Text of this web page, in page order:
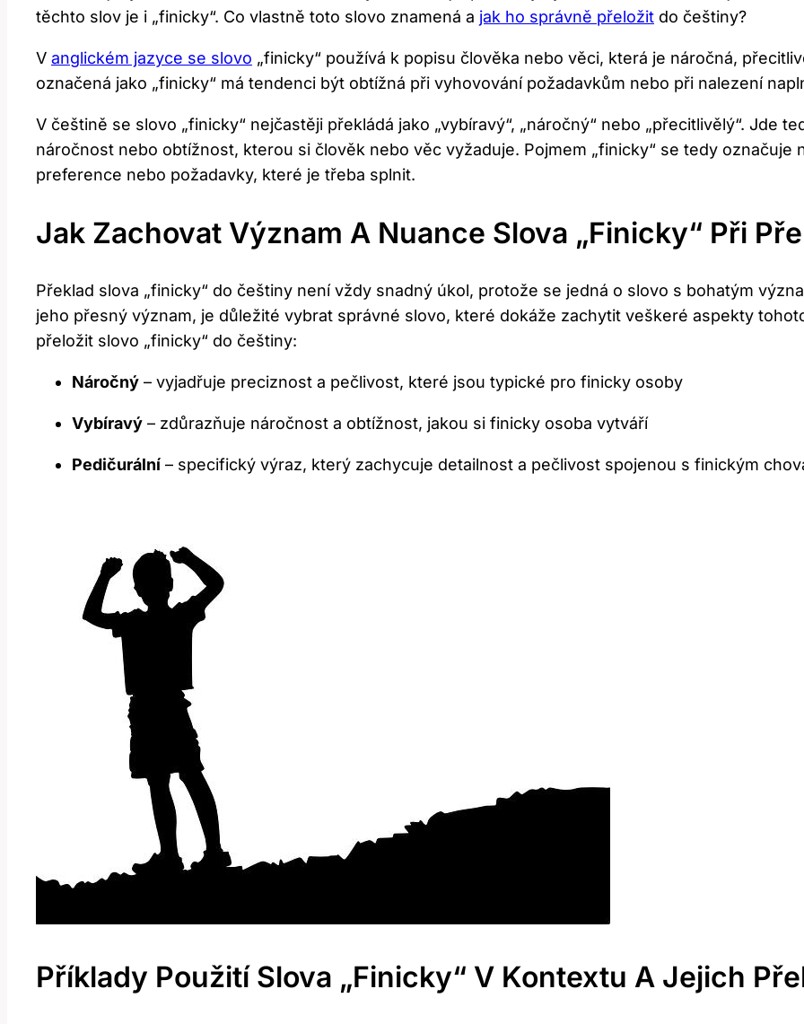
těchto slov je i „finicky“. Co vlastně toto slovo znamená a jak ho správně přeložit do češtiny?
V anglickém jazyce se slovo „finicky“ používá k popisu člověka nebo věci, která je náročná,
označená jako „finicky“ má tendenci být obtížná při vyhovování požadavkům nebo při nalezení
V češtině se slovo „finicky“ nejčastěji překládá jako „vybíravý“, „náročný“ nebo „přecitlivělý“. Jde
náročnost nebo obtížnost, kterou si člověk nebo věc vyžaduje. Pojmem „finicky“ se tedy označuje
preference nebo požadavky, které je třeba splnit.
Jak Zachovat Význam A Nuance Slova „finicky“ Při
Překlad slova „finicky“ do češtiny není vždy snadný úkol, protože se jedná o slovo s bohatým
jeho přesný význam, je důležité vybrat správné slovo, které dokáže zachytit veškeré aspekty
přeložit slovo „finicky“ do češtiny:
Náročný – vyjadřuje preciznost a pečlivost, které jsou typické pro finicky osoby
Vybíravý – zdůrazňuje náročnost a obtížnost, jakou si finicky osoba vytváří
Pedičurální – specifický výraz, který zachycuje detailnost a pečlivost spojenou s finickým
Příklady Použití Slova „finicky“ V Kontextu A Jejich